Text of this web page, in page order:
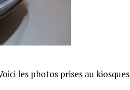
les photos prises au kiosques